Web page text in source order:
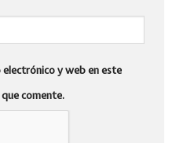
y web en este
comente.